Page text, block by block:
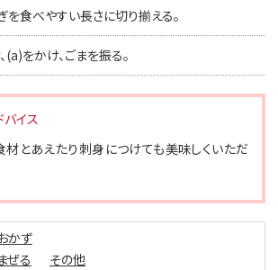
を食べやすい長さに切り揃える。
(a)をかけ、ごまを振る。
バイス
とあえたり刺身につけても美味しくいただ
かず
ぜる
その他